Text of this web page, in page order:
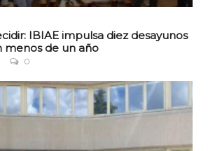
IBIAE impulsa diez desayunos
menos de un año
0